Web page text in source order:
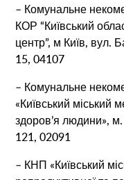
– Комунальне
КОР “Київський
центр”, м Київ, вул.
15, 04107
– Комунальне
«Київський міський
здоров’я людини»,
121, 02091
– КНП «Київський